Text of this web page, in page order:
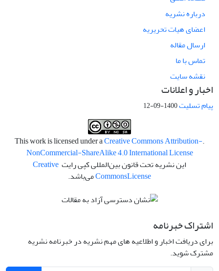
درباره نشریه
اعضای هیات تحریریه
ارسال مقاله
تماس با ما
نقشه سایت
اخبار و اعلانات
پیام تسلیت1400-09-12
.This work is licensed under a
Creative Commons Attribution-
NonCommercial-ShareAlike 4.0 International License
این نشریه تحت قانون بین‌المللی کپی رایت Creative
CommonsLicense می‌باشد.
اشتراک خبرنامه
برای دریافت اخبار و اطلاعیه های مهم نشریه در خبرنامه نشریه
مشترک شوید.